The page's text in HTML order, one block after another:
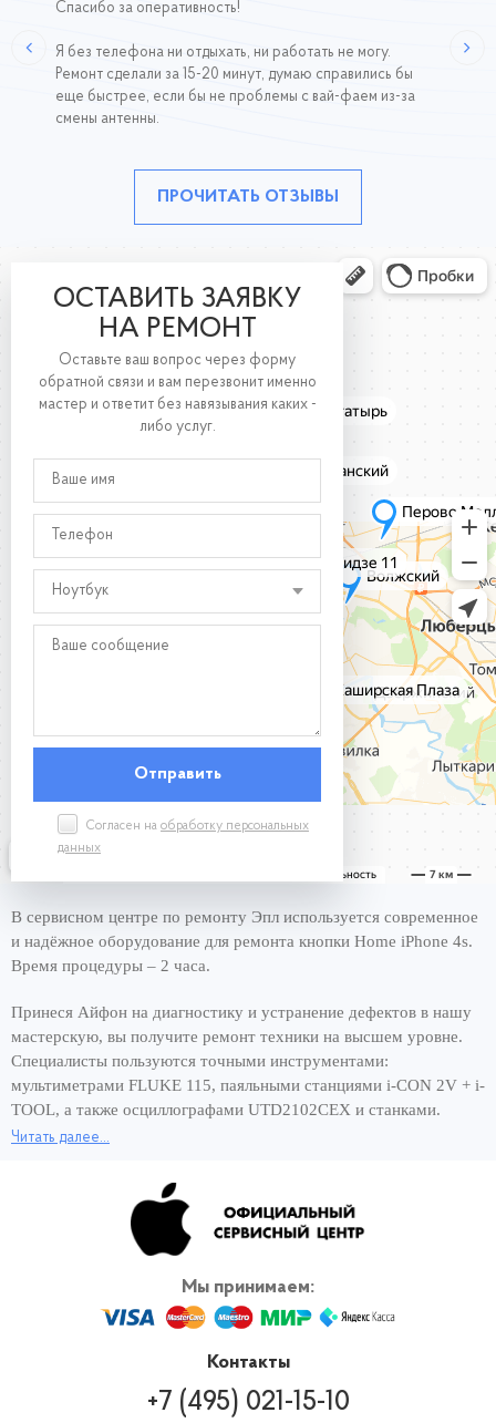
Спасибо за оперативность!
Я без телефона ни отдыхать, ни работать не могу.
Ремонт сделали за 15-20 минут, думаю справились бы
еще быстрее, если бы не проблемы с вай-фаем из-за
смены антенны.
ПРОЧИТАТЬ ОТЗЫВЫ
ОСТАВИТЬ ЗАЯВКУ
НА РЕМОНТ
Оставьте ваш вопрос через форму
обратной связи и вам перезвонит именно
мастер и ответит без навязывания каких -
либо услуг.
Ноутбук
Согласен на обработку персональных
данных
В сервисном центре по ремонту Эпл используется современное
и надёжное оборудование для ремонта кнопки Home iPhone 4s.
Время процедуры – 2 часа.
Принеся Айфон на диагностику и устранение дефектов в нашу
мастерскую, вы получите ремонт техники на высшем уровне.
Специалисты пользуются точными инструментами:
мультиметрами FLUKE 115, паяльными станциями i-CON 2V + i-
TOOL, а также осциллографами UTD2102CEX и станками.
вот составляющие быстрого ремонта за 1 день. Чтобы снова
пользоваться смартфоном и сэкономить своё время,
обращайтесь для ремонта кнопки Home iPhone 4s к нам, в
официальный сервис Apple. Вернём работающее устройство в
кратчайшие сроки! И никаких переплат за скорость ремонта.
Читать далее...
Мы принимаем:
Контакты
+7 (495) 021-15-10